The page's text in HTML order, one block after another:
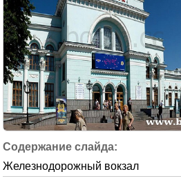
Железнодорожный вокзал